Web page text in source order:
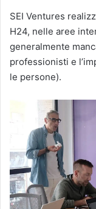
SEI Ventures
H24, nelle aree
generalmente
professionisti e
le persone).